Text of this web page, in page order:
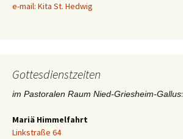
e-mail: Kita St. Hedwig
Gottesdienstzeiten
im Pastoralen Raum Nied-Griesheim-Gallus:
Mariä Himmelfahrt
Linkstraße 64